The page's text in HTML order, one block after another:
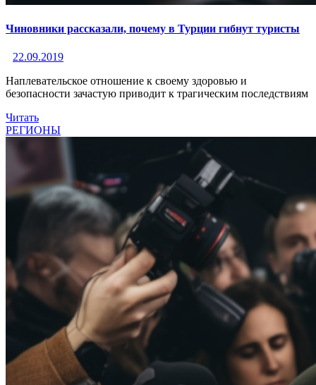
Чиновники рассказали, почему в Турции гибнут туристы
22.09.2019
Наплевательское отношение к своему здоровью и
безопасности зачастую приводит к трагическим последствиям
Читать
РЕГИОНЫ